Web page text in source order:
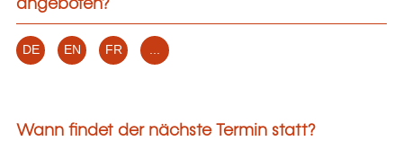
angeboten?
DE EN FR
Wann findet der nächste Termin statt?